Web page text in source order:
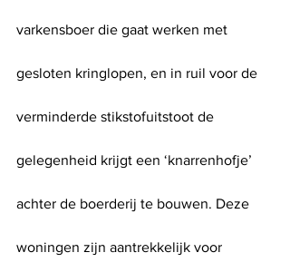
varkensboer die gaat werken met
gesloten kringlopen, en in ruil voor de
verminderde stikstofuitstoot de
gelegenheid krijgt een ‘knarrenhofje’
achter de boerderij te bouwen. Deze
woningen zijn aantrekkelijk voor